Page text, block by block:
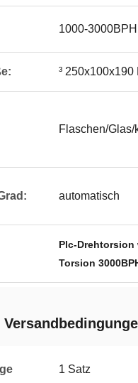
1000-
³ 250x100x190
Flaschen/
automatisch
Plc-Drehtorsion
Torsion
1 Satz